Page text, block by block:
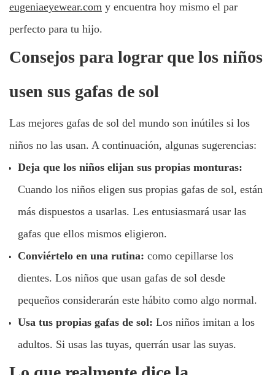
eugeniaeyewear.com y encuentra hoy mismo el par
perfecto para tu hijo.
Consejos para lograr que los niños
usen sus gafas de sol
Las mejores gafas de sol del mundo son inútiles si los
niños no las usan. A continuación, algunas sugerencias:
Deja que los niños elijan sus propias monturas:
Cuando los niños eligen sus propias gafas de sol, están
más dispuestos a usarlas. Les entusiasmará usar las
gafas que ellos mismos eligieron.
Conviértelo en una rutina: como cepillarse los
dientes. Los niños que usan gafas de sol desde
pequeños considerarán este hábito como algo normal.
Usa tus propias gafas de sol: Los niños imitan a los
adultos. Si usas las tuyas, querrán usar las suyas.